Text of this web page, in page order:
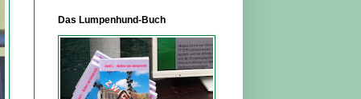
Das Lumpenhund-Buch